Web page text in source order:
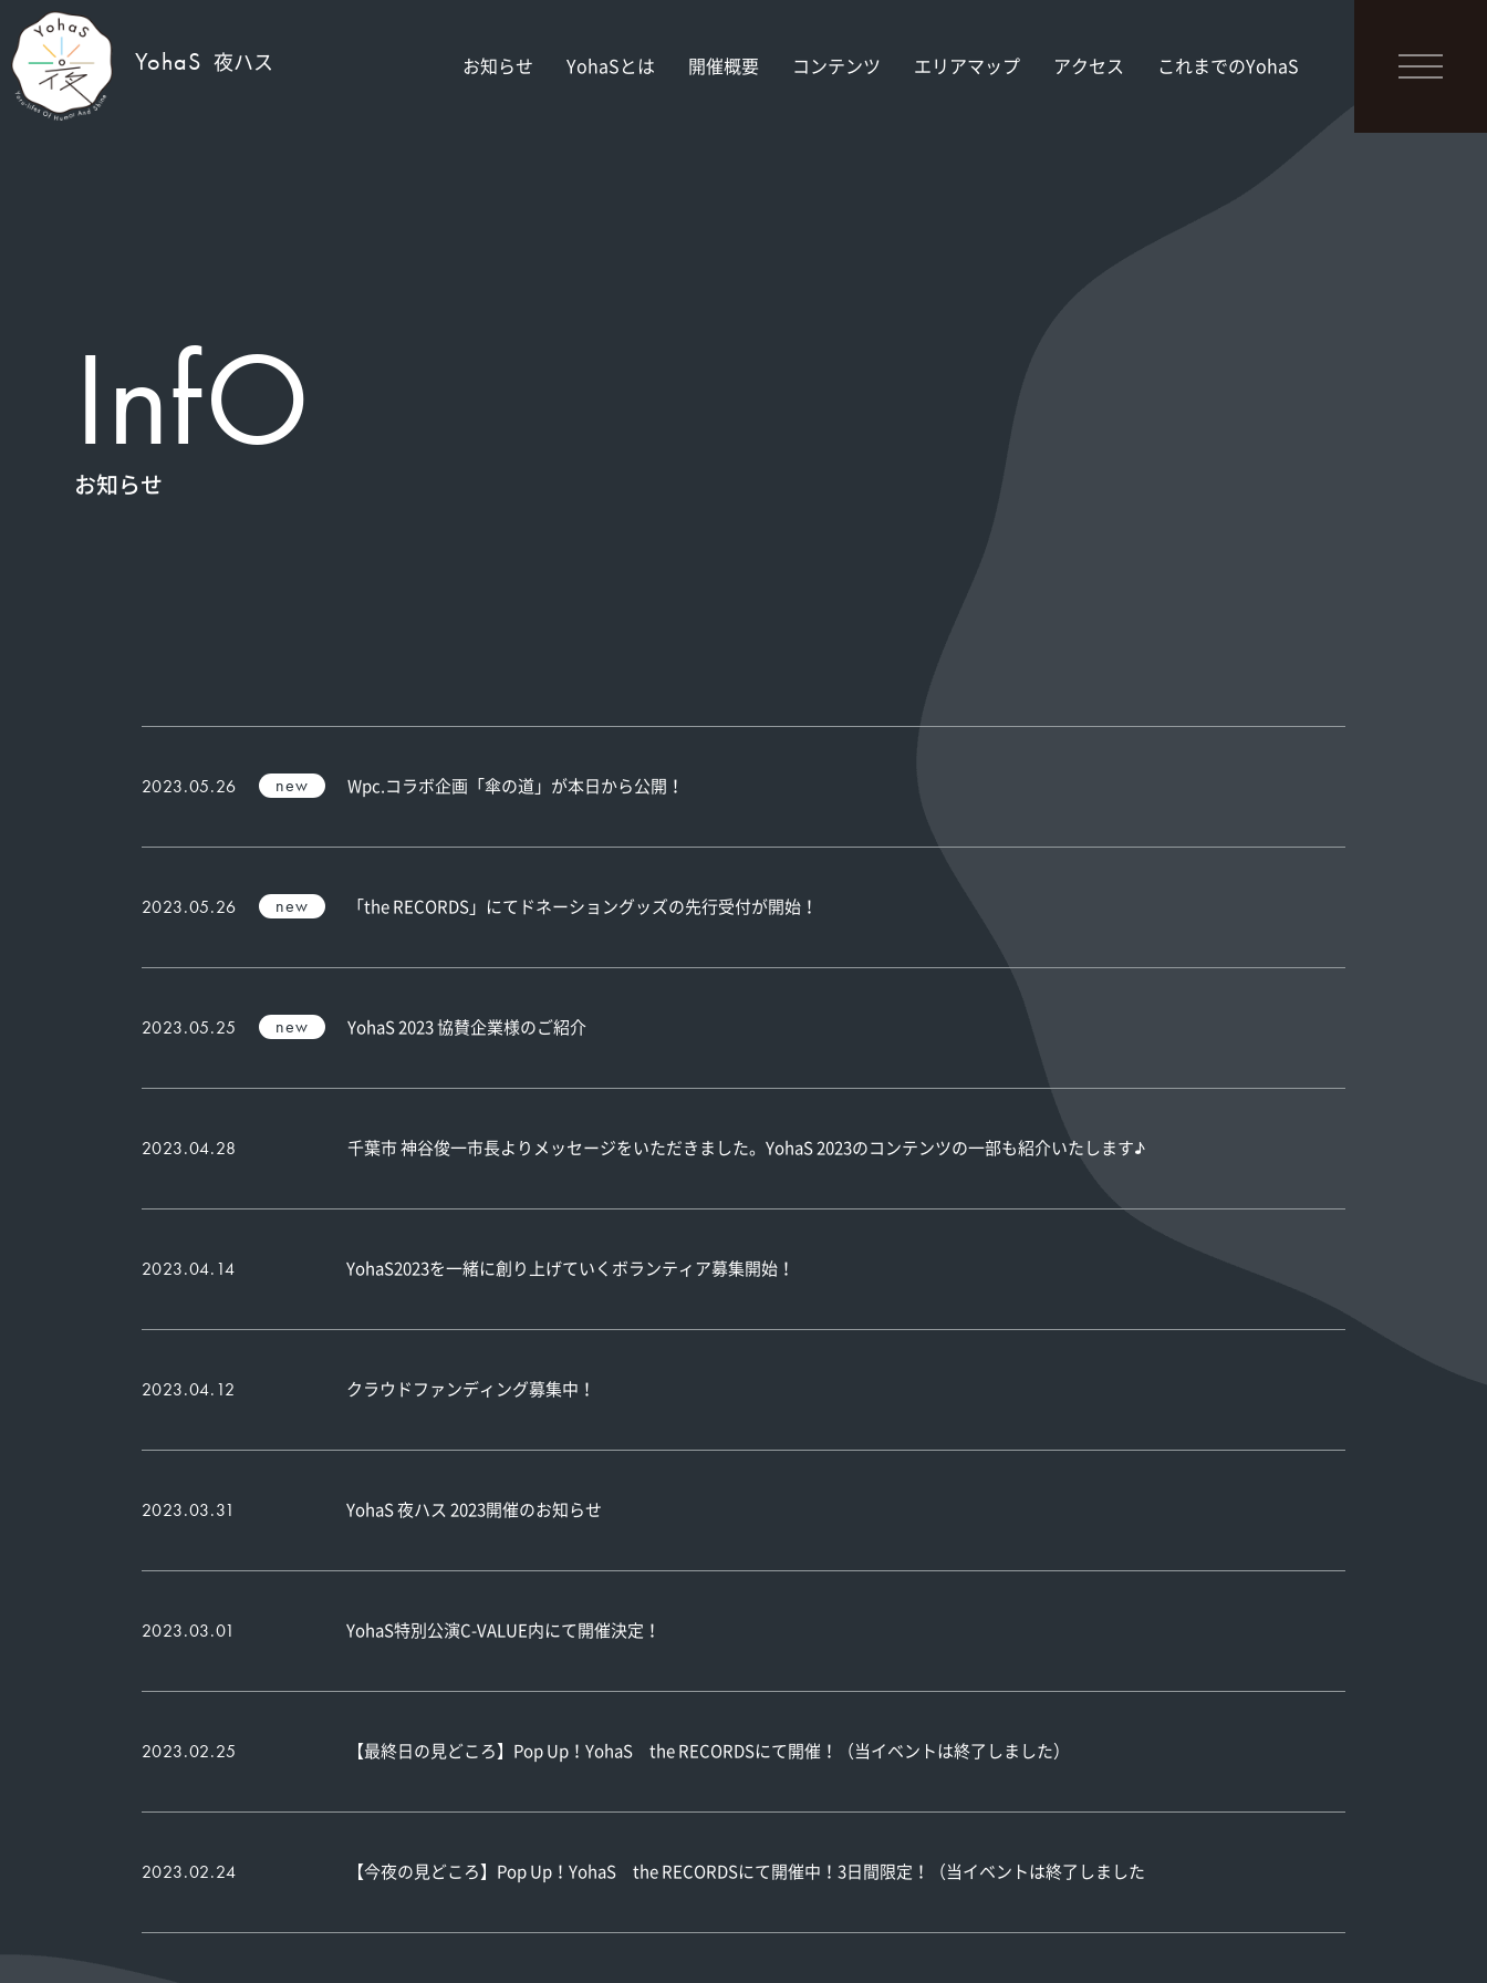
YohaS 夜ハス お知らせ YohaSとは 開催概要 コンテンツ エリアマップ アクセス これまでのYohaS
InfO
お知らせ
2023.05.26 new Wpc.コラボ企画「傘の道」が本日から公開！
2023.05.26 new 「the RECORDS」にてドネーショングッズの先行受付が開始！
2023.05.25 new YohaS 2023 協賛企業様のご紹介
2023.04.28 千葉市 神谷俊一市長よりメッセージをいただきました。YohaS 2023のコンテンツの一部も紹介いたします♪
2023.04.14 YohaS2023を一緒に創り上げていくボランティア募集開始！
2023.04.12 クラウドファンディング募集中！
2023.03.31 YohaS 夜ハス 2023開催のお知らせ
2023.03.01 YohaS特別公演C-VALUE内にて開催決定！
2023.02.25 【最終日の見どころ】Pop Up！YohaS the RECORDSにて開催！（当イベントは終了しました）
2023.02.24 【今夜の見どころ】Pop Up！YohaS the RECORDSにて開催中！3日間限定！（当イベントは終了しました